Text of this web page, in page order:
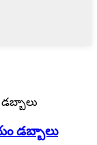
డబ్బాలు